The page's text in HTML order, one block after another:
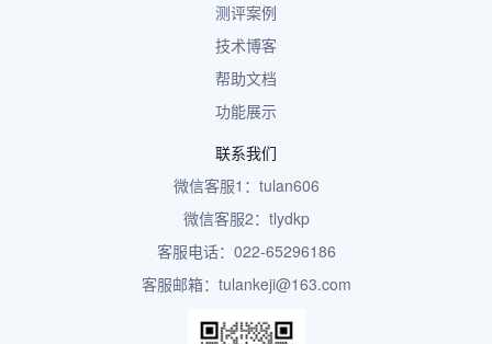
测评案例
技术博客
帮助文档
功能展示
联系我们
微信客服1：tulan606
微信客服2：tlydkp
客服电话：022-65296186
客服邮箱：tulankeji@163.com